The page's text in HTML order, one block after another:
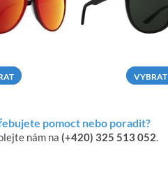
VYBRAT
pomoct nebo poradit?
nám na (+420) 325 513 052.